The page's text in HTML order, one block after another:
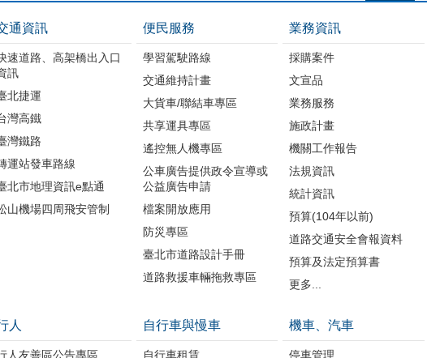
通資訊
速道路、高架橋出入口
訊
北捷運
灣高鐵
灣鐵路
運站發車路線
北市地理資訊e點通
山機場四周飛安管制
便民服務
學習駕駛路線
交通維持計畫
大貨車/聯結車專區
共享運具專區
遙控無人機專區
公車廣告提供政令宣導或
公益廣告申請
檔案開放應用
防災專區
臺北市道路設計手冊
道路救援車輛拖救專區
業務資訊
採購案件
文宣品
業務服務
施政計畫
機關工作報告
法規資訊
統計資訊
預算(104年以前)
道路交通安全會報資料
預算及法定預算書
更多...
人
人友善區公告專區
自行車與慢車
自行車租賃
機車、汽車
停車管理